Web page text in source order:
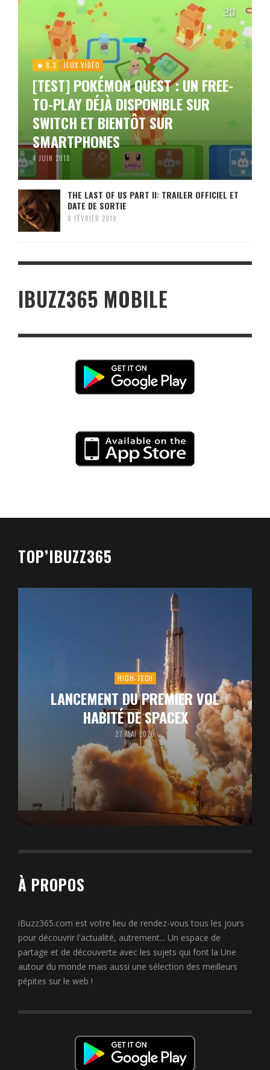
8.3 JEUX VIDÉO
[TEST] POKÉMON QUEST : UN FREE-
TO-PLAY DÉJÀ DISPONIBLE SUR
SWITCH ET BIENTÔT SUR
SMARTPHONES
4 JUIN 2018
THE LAST OF US PART II: TRAILER OFFICIEL ET
DATE DE SORTIE
8 FÉVRIER 2018
IBUZZ365 MOBILE
TOP’IBUZZ365
HIGH-TECH
LANCEMENT DU PREMIER VOL
HABITÉ DE SPACEX
27 MAI 2020
À PROPOS
iBuzz365.com est votre lieu de rendez-vous tous les jours
pour découvrir l'actualité, autrement... Un espace de
partage et de découverte avec les sujets qui font la Une
autour du monde mais aussi une sélection des meilleurs
pépites sur le web !